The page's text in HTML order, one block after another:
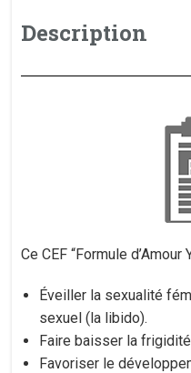
Description
Ce CEF “Formule d’Amour
Éveiller la sexualité
sexuel (la libido).
Faire baisser la
Favoriser le